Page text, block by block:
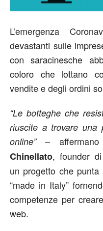
L’emergenza
devastanti sulle
con saracinesche
coloro che lottano
vendite e degli ordini
“Le botteghe che
riuscite a trovare una
online”–
Chinellato, founder di
un progetto che
“made in Italy”
competenze per
web.